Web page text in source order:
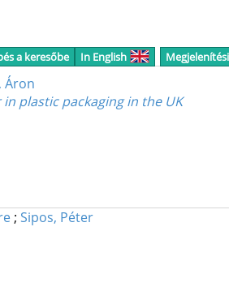
a keresőbe In English
Áron
plastic packaging in the UK
; Sipos, Péter